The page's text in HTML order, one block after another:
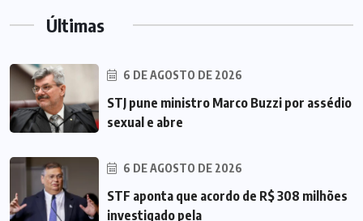
Últimas
6 DE AGOSTO DE 2026
STJ pune ministro Marco Buzzi por assédio
sexual e abre
6 DE AGOSTO DE 2026
STF aponta que acordo de R$ 308 milhões
investigado pela